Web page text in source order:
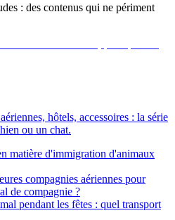
: des contenus qui ne périment
hôtels, accessoires : la série
ou un chat.
matière d'immigration d'animaux
compagnies aériennes pour
de compagnie ?
pendant les fêtes : quel transport